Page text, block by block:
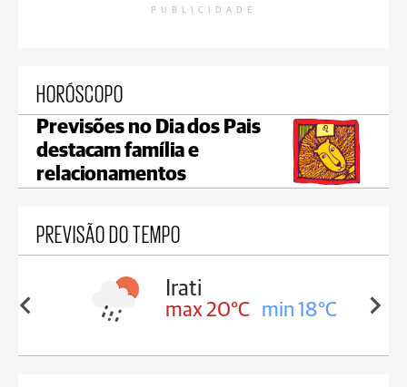
PUBLICIDADE
HORÓSCOPO
Previsões no Dia dos Pais
destacam família e
relacionamentos
PREVISÃO DO TEMPO
18°C
Ipiranga
max 15°C min 15°C